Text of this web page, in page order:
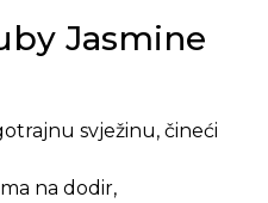
Jasmine
svježinu, čineći
na dodir,